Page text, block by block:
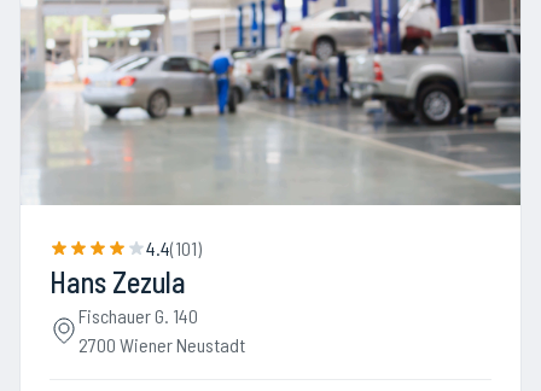
4.4(101)
Hans Zezula
Fischauer G. 140
2700 Wiener Neustadt